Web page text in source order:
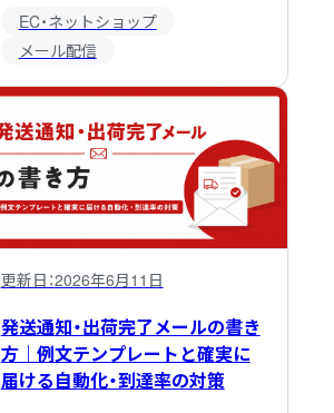
EC・ネットショップ
メール配信
更新日：2026年6月11日
発送通知・出荷完了メールの書き
方｜例文テンプレートと確実に
届ける自動化・到達率の対策